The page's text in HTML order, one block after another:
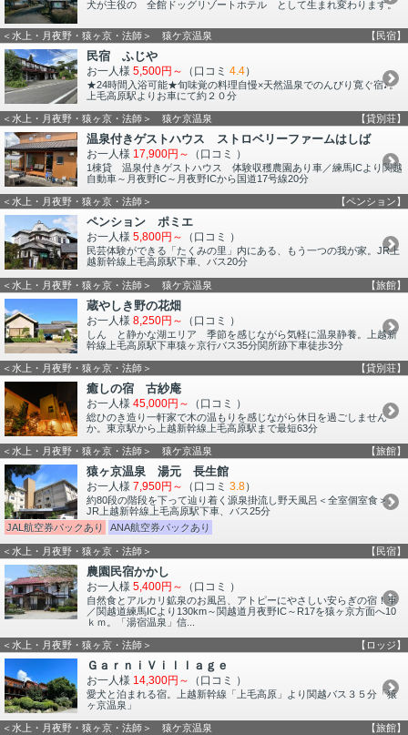
犬が主役の 全館ドッグリゾートホテル として生まれ変わります。
＜水上・月夜野・猿ヶ京・法師＞ 猿ケ京温泉 【民宿】
民宿 ふじや
お一人様 5,500円～ （口コミ 4.4）
★24時間入浴可能★旬味覚の料理自慢×天然温泉でのんびり寛ぐ宿♪。
上毛高原駅よりお車にて約２０分
＜水上・月夜野・猿ヶ京・法師＞ 猿ケ京温泉 【貸別荘】
温泉付きゲストハウス ストロベリーファームはしば
お一人様 17,900円～ （口コミ ）
1棟貸 温泉付きゲストハウス 体験収穫農園あり車／練馬ICより関越
自動車～月夜野IC～月夜野ICから国道17号線20分
＜水上・月夜野・猿ヶ京・法師＞ 【ペンション】
ペンション ポミエ
お一人様 5,800円～ （口コミ ）
民芸体験ができる「たくみの里」内にある、もう一つの我が家。JR上
越新幹線上毛高原駅下車、バス20分
＜水上・月夜野・猿ヶ京・法師＞ 猿ケ京温泉 【旅館】
蔵やしき野の花畑
お一人様 8,250円～ （口コミ ）
しん と静かな湖エリア 季節を感じながら気軽に温泉静養。上越新
幹線上毛高原駅下車猿ヶ京行バス35分関所跡下車徒歩3分
＜水上・月夜野・猿ヶ京・法師＞ 【貸別荘】
癒しの宿 古紗庵
お一人様 45,000円～ （口コミ ）
総ひのき造り一軒家で木の温もりを感じながら休日を過ごしません
か。東京駅から上越新幹線上毛高原駅まで最短63分
＜水上・月夜野・猿ヶ京・法師＞ 猿ケ京温泉 【旅館】
猿ヶ京温泉 湯元 長生館
お一人様 7,950円～ （口コミ 3.8）
約80段の階段を下って辿り着く源泉掛流し野天風呂＜全室個室食＞。
JR上越新幹線上毛高原駅下車、バス25分
JAL航空券パックあり
ANA航空券パックあり
＜水上・月夜野・猿ヶ京・法師＞ 【民宿】
農園民宿かかし
お一人様 5,400円～ （口コミ ）
自然食とアルカリ鉱泉のお風呂、アトピーにやさしい安らぎの宿！車
／関越道練馬ICより130km～関越道月夜野IC～R17を猿ヶ京方面へ10
ｋｍ。「湯宿温泉」信...
＜水上・月夜野・猿ヶ京・法師＞ 【ロッジ】
ＧａｒｎｉＶｉｌｌａｇｅ
お一人様 14,300円～ （口コミ ）
愛犬と泊まれる宿。上越新幹線「上毛高原」より関越バス３５分「猿
ヶ京温泉」
＜水上・月夜野・猿ヶ京・法師＞ 猿ケ京温泉 【旅館】